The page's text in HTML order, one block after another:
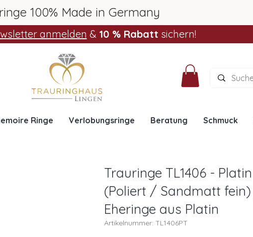
100% Made in Germany
anmelden & 10 % Rabatt sichern!
Ringe Verlobungsringe Beratung Schmuck
Trauringe TL1406 - Platin
(Poliert / Sandmatt fein)
Eheringe aus Platin
Artikelnummer: TL1406PT